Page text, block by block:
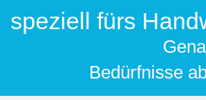
speziell fürs
Bedürfnisse